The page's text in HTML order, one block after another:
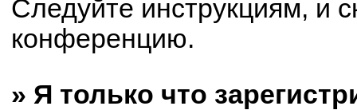
Следуйте инструкциям, и
конференцию.
» Я только что